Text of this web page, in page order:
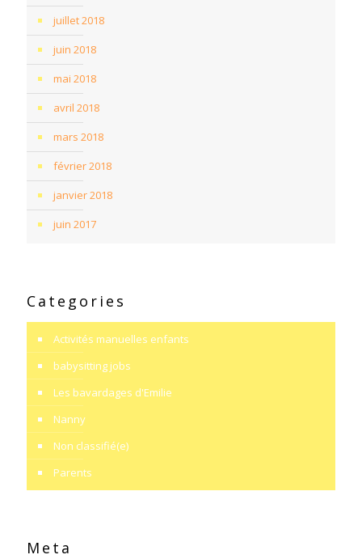
juillet 2018
juin 2018
mai 2018
avril 2018
mars 2018
février 2018
janvier 2018
juin 2017
Categories
Activités manuelles enfants
babysitting jobs
Les bavardages d'Emilie
Nanny
Non classifié(e)
Parents
Meta